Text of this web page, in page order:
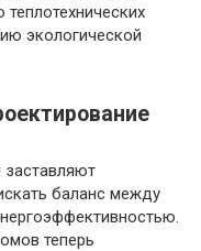
экологической
баланс между
теперь